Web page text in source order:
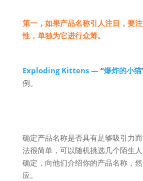
第一，如果产品名称引人注目，要
性，单独为它进行众筹。
Exploding Kittens— “爆炸的小猫
例。
确定产品名称是否具有足够吸引力
法很简单，可以随机挑选几个陌生
确定，向他们介绍你的产品名称，
应。